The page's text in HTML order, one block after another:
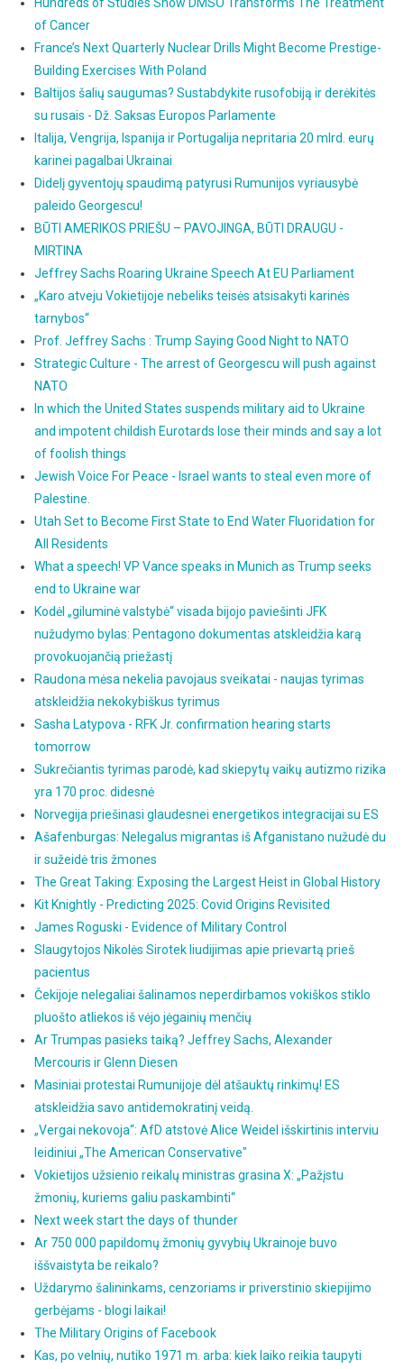
of Cancer
France’s Next Quarterly Nuclear Drills Might Become Prestige-
Building Exercises With Poland
Baltijos šalių saugumas? Sustabdykite rusofobiją ir derėkitės
su rusais - Dž. Saksas Europos Parlamente
Italija, Vengrija, Ispanija ir Portugalija nepritaria 20 mlrd. eurų
karinei pagalbai Ukrainai
Didelį gyventojų spaudimą patyrusi Rumunijos vyriausybė
paleido Georgescu!
BŪTI AMERIKOS PRIEŠU – PAVOJINGA, BŪTI DRAUGU -
MIRTINA
Jeffrey Sachs Roaring Ukraine Speech At EU Parliament
„Karo atveju Vokietijoje nebeliks teisės atsisakyti karinės
tarnybos“
Prof. Jeffrey Sachs : Trump Saying Good Night to NATO
Strategic Culture - The arrest of Georgescu will push against
NATO
In which the United States suspends military aid to Ukraine
and impotent childish Eurotards lose their minds and say a lot
of foolish things
Jewish Voice For Peace - Israel wants to steal even more of
Palestine.
Utah Set to Become First State to End Water Fluoridation for
All Residents
What a speech! VP Vance speaks in Munich as Trump seeks
end to Ukraine war
Kodėl „giluminė valstybė“ visada bijojo paviešinti JFK
nužudymo bylas: Pentagono dokumentas atskleidžia karą
provokuojančią priežastį
Raudona mėsa nekelia pavojaus sveikatai - naujas tyrimas
atskleidžia nekokybiškus tyrimus
Sasha Latypova - RFK Jr. confirmation hearing starts
tomorrow
Sukrečiantis tyrimas parodė, kad skiepytų vaikų autizmo rizika
yra 170 proc. didesnė
Norvegija priešinasi glaudesnei energetikos integracijai su ES
Ašafenburgas: Nelegalus migrantas iš Afganistano nužudė du
ir sužeidė tris žmones
The Great Taking: Exposing the Largest Heist in Global History
Kit Knightly - Predicting 2025: Covid Origins Revisited
James Roguski - Evidence of Military Control
Slaugytojos Nikolės Sirotek liudijimas apie prievartą prieš
pacientus
Čekijoje nelegaliai šalinamos neperdirbamos vokiškos stiklo
pluošto atliekos iš vėjo jėgainių menčių
Ar Trumpas pasieks taiką? Jeffrey Sachs, Alexander
Mercouris ir Glenn Diesen
Masiniai protestai Rumunijoje dėl atšauktų rinkimų! ES
atskleidžia savo antidemokratinį veidą.
„Vergai nekovoja“: AfD atstovė Alice Weidel išskirtinis interviu
leidiniui „The American Conservative"
Vokietijos užsienio reikalų ministras grasina X: „Pažįstu
žmonių, kuriems galiu paskambinti“
Next week start the days of thunder
Ar 750 000 papildomų žmonių gyvybių Ukrainoje buvo
iššvaistyta be reikalo?
Uždarymo šalininkams, cenzoriams ir priverstinio skiepijimo
gerbėjams - blogi laikai!
The Military Origins of Facebook
Kas, po velnių, nutiko 1971 m. arba: kiek laiko reikia taupyti